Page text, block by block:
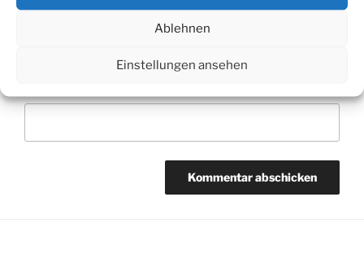
Ablehnen
Einstellungen ansehen